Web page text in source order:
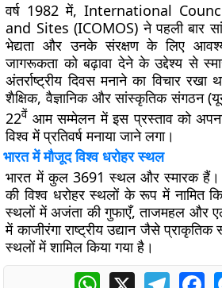
वर्ष 1982 में, International
and Sites (ICOMOS) ने पहली बार
भेद्यता और उनके संरक्षण के लिए
जागरूकता को बढ़ावा देने के उद्देश्य से
अंतर्राष्ट्रीय दिवस मनाने का विचार रखा
शैक्षिक, वैज्ञानिक और सांस्कृतिक संगठन
22वेंआम सम्मेलन में इस प्रस्ताव को
विश्व में प्रतिवर्ष मनाया जाने लगा।
भारत में मौजूद विश्व धरोहर स्थल
भारत में कुल 3691 स्थल और स्मारक
की विश्व धरोहर स्थलों के रूप में नामित
स्थलों में अजंता की गुफाएँ, ताजमहल और
में काजीरंगा राष्ट्रीय उद्यान जैसे प्राकृतिक
स्थलों में शामिल किया गया है।
WhatsApp
X